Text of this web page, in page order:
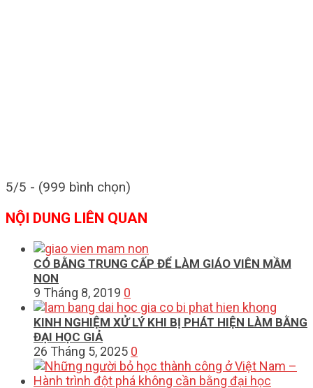
5/5 - (999 bình chọn)
NỘI DUNG LIÊN QUAN
CÓ BẰNG TRUNG CẤP ĐỂ LÀM GIÁO VIÊN MẦM
NON
9 Tháng 8, 2019 0
KINH NGHIỆM XỬ LÝ KHI BỊ PHÁT HIỆN LÀM BẰNG
ĐẠI HỌC GIẢ
26 Tháng 5, 2025 0